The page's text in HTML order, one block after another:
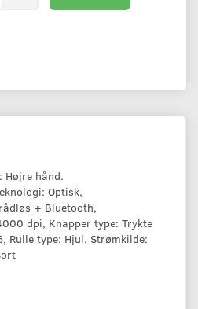
Højre hånd.
Optisk,
+ Bluetooth,
dpi, Knapper type: Trykte
Rulle type: Hjul. Strømkilde: